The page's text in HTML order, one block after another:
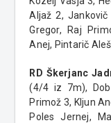
Aljaž 2,
Gregor, Raj
Anej, Pintarič
RD Škerjanc
(4/4 iz 7m),
Primož 3, Kljun
Poles Jernej,